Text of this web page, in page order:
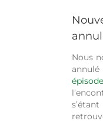
Nous
épisode